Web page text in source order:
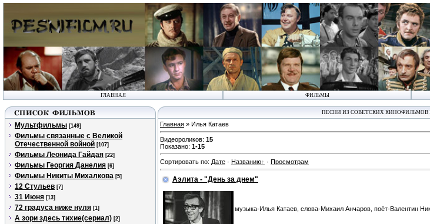
ГЛАВНАЯ ФИЛЬМЫ
Мультфильмы [149]
Фильмы связанные с Великой
Отечественной войной [107]
Фильмы Леонида Гайдая [22]
Фильмы Георгия Данелия [6]
Фильмы Никиты Михалкова [5]
12 Стульев [7]
31 Июня [13]
72 градуса ниже нуля [1]
А зори здесь тихие(сериал) [2]
ПЕСНИ ИЗ СОВЕТСКИХ КИНОФИЛЬМОВ
Главная » Илья Катаев
Видеороликов: 15
Показано: 1-15
Сортировать по: Дате · Названию · Просмотрам
Аэлита - "День за днем"
музыка-Илья Катаев, слова-Михаил Анчаров, поёт-Валентин